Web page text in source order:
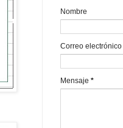
Nombre
Correo electrónico
Mensaje *